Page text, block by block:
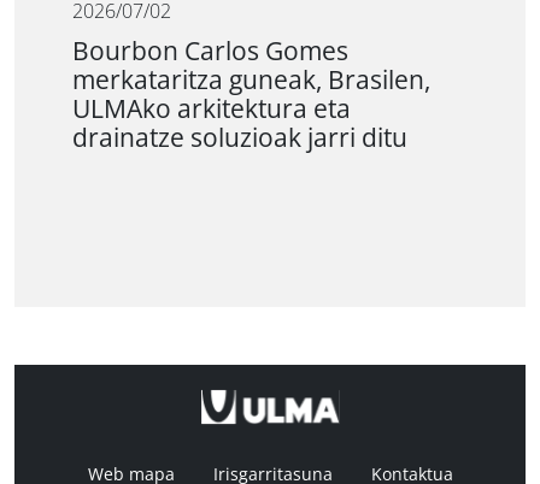
2026/07/02
Bourbon Carlos Gomes
merkataritza guneak, Brasilen,
ULMAko arkitektura eta
drainatze soluzioak jarri ditu
Web mapa Irisgarritasuna Kontaktua